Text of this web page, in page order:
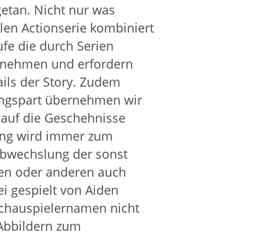
Nicht nur was
Actionserie kombiniert
die durch Serien
und erfordern
der Story. Zudem
übernehmen wir
die Geschehnisse
wird immer zum
der sonst
oder anderen auch
gespielt von Aiden
nicht
zum